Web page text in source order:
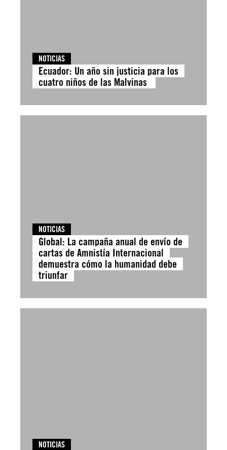
NOTICIAS
Ecuador: Un año sin justicia para los
cuatro niños de las Malvinas
NOTICIAS
Global: La campaña anual de envío de
cartas de Amnistía Internacional
demuestra cómo la humanidad debe
triunfar
NOTICIAS